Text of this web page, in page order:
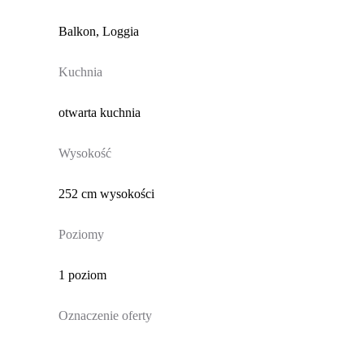
Balkon, Loggia
Kuchnia
otwarta kuchnia
Wysokość
252 cm wysokości
Poziomy
1 poziom
Oznaczenie oferty